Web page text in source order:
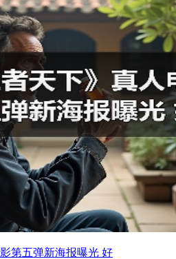
第五弹新海报曝光 好